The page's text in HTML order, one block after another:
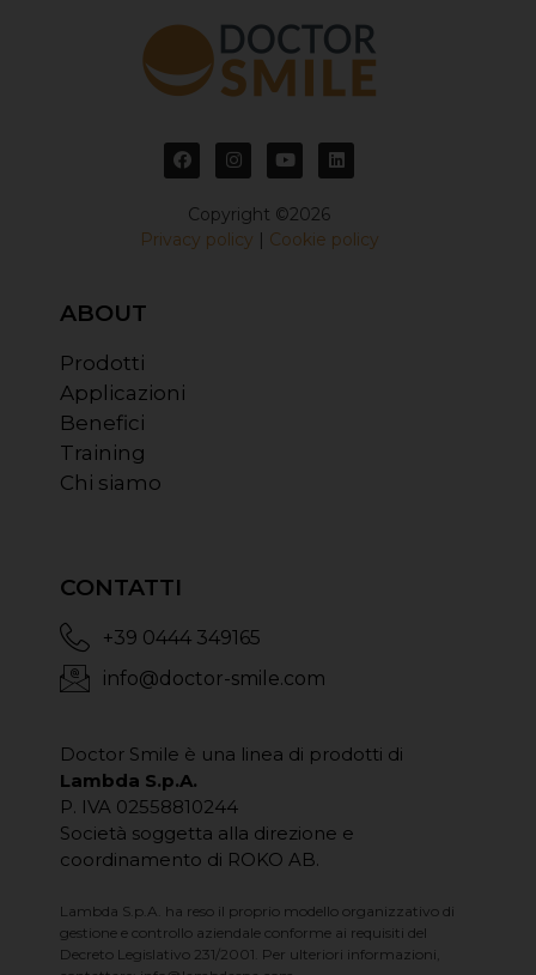
Copyright ©2026
Privacy policy | Cookie policy
ABOUT
Prodotti
Applicazioni
Benefici
Training
Chi siamo
CONTATTI
+39 0444 349165
info@doctor-smile.com
Doctor Smile è una linea di prodotti di
Lambda S.p.A.
P. IVA 02558810244
Società soggetta alla direzione e
coordinamento di ROKO AB.
Lambda S.p.A. ha reso il proprio modello organizzativo di
gestione e controllo aziendale conforme ai requisiti del
Decreto Legislativo 231/2001. Per ulteriori informazioni,